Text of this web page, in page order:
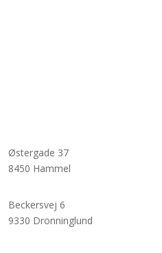
Østergade 37
8450 Hammel
Beckersvej 6
9330 Dronninglund